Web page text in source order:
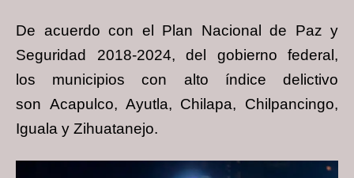
De acuerdo con el Plan Nacional de Paz y
Seguridad 2018-2024, del gobierno federal,
los municipios con alto índice delictivo
son Acapulco, Ayutla, Chilapa, Chilpancingo,
Iguala y Zihuatanejo.